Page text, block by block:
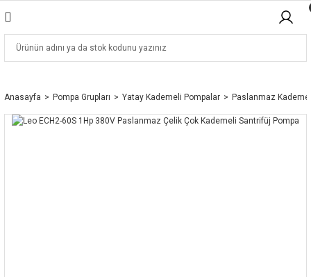
Anasayfa Pompa Grupları Yatay Kademeli Pompalar Paslanmaz